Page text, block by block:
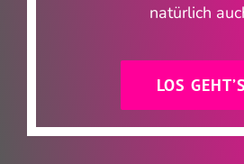
natürlich
LOS GEHT’S